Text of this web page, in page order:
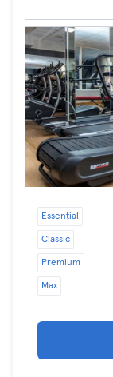
Essential
Classic
Premium
Max